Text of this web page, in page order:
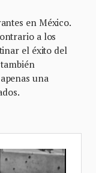
en México.
a los
el éxito del
una